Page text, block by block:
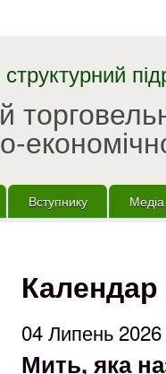
Вступнику Медіа
Календар
04 Липень 2026
Мить, яка